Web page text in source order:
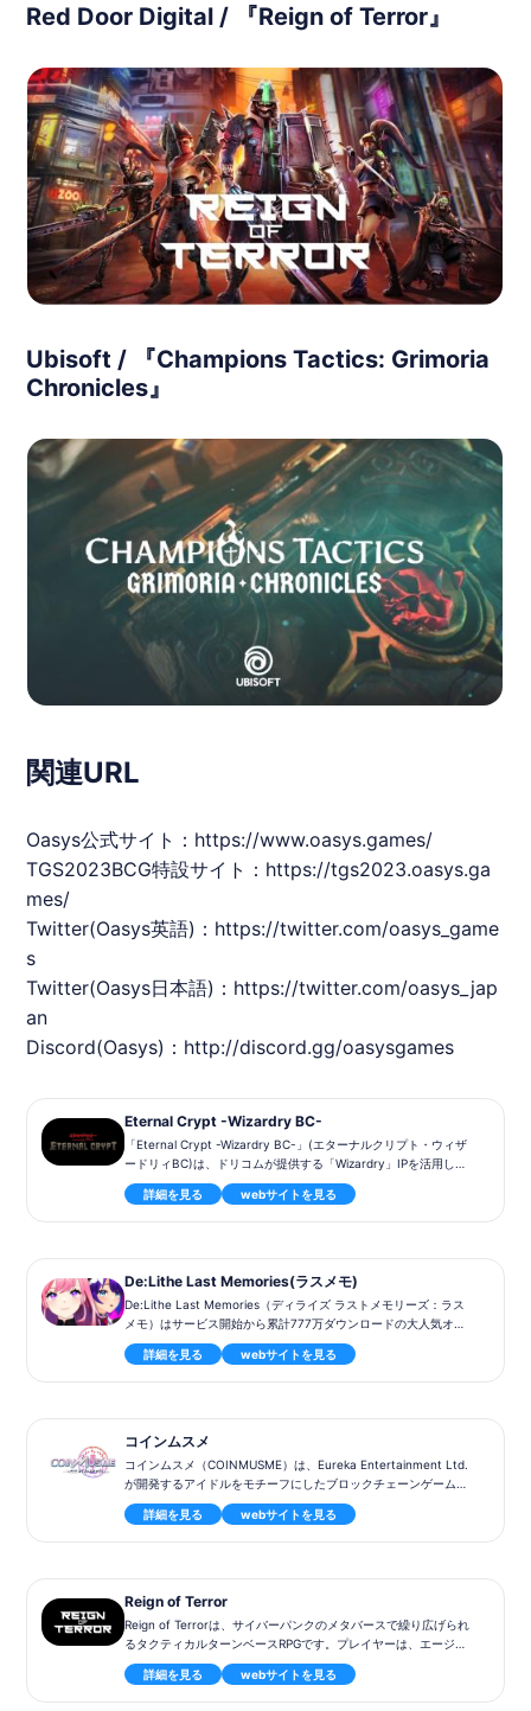
Red Door Digital / 『Reign of Terror』
Ubisoft / 『Champions Tactics: Grimoria
Chronicles』
関連URL
Oasys公式サイト： https://www.oasys.games/
TGS2023BCG特設サイト： https://tgs2023.oasys.ga
mes/
Twitter(Oasys英語)： https://twitter.com/oasys_game
s
Twitter(Oasys日本語)： https://twitter.com/oasys_jap
an
Discord(Oasys)： http://discord.gg/oasysgames
Eternal Crypt -Wizardry BC-
「Eternal Crypt -Wizardry BC-」(エターナルクリプト・ウィザ
ードリィBC)は、ドリコムが提供する「Wizardry」IPを活用し、Z
EAL NOVA DMCCがパブリッシングを行うブロックチェーンゲー
ムです。このゲームは、1981年にアメリカで発表されたダンジョ
ン探索型のRPGシリーズ「Wizardry」を基にしています。プレイ
ョンの深淵で宝物を獲得します。ゲームはシンプルだが戦略的
で、Free-to-Play形式で提供されています。
ゲームの舞台はモセルド王国で、冒険者たちが「ダドエルの穴」
を発見し、その秘境からは神話の時代から存在する古代の欠片や
神器の数々とともに、貴石「Blood Crystal」がもたらされます。
冒険者たちは人間、エルフ、ドワーフ、フェルパーという4つの
種族と、戦士、僧侶、魔法使い、盗賊、司祭、侍、君主、忍者と
いう8つの職業からなり、種族と職業に応じて彼らの能力には違
いがあり、それぞれに強みと弱みを持つ。ギルドマスターは状況
に合わせてパーティを組み替える必要があります。
■ジャンル： クリッカー系×戦略系PRG
■対応機種：PC、モバイル
■価格 : 基本無料プレイ
■リリース日: 2023Q4
■P2E：対応
詳細を見る webサイトを見る
De:Lithe Last Memories(ラスメモ)
De:Lithe Last Memories（ディライズ ラストメモリーズ：ラス
メモ）はサービス開始から累計777万ダウンロードの大人気オン
ラインRPG【De:Lithe】をベースにしたブロックチェーンゲーム
です。
舞台は、異世界のモンスターが蔓延る「ゲート」が出現し、人類
「ドール」と呼ばれる少女たちを育成し、ともに戦いに身を投じ
ます。
ラスメモダウンロードは こちら [PR]
所有するNFTを組み合わせることで自動でダンジョンを生成した
のエコシステムを構築します。
◾️基本情報
・タイトル：De:Lithe Last Memories(ラスメモ)
・ジャンル：ローグライク、ハクスラ
・2024年8月15日リリース
・対応端末：iOS、Android、Windows
詳細を見る webサイトを見る
コインムスメ
コインムスメ（COINMUSME）は、Eureka Entertainment Ltd.
が開発するアイドルをモチーフにしたブロックチェーンゲームで
す。日本のソーシャルゲームのノウハウを活かし、現実世界の資
産性を取り入れた新しい体験を提供しています。また、ユーザー
に優しいUI/UXを重視し、広い層に受け入れられるようなデザイ
より、ユーザー全員が儲かることは実現不可能であることを説明
し、ユーザーに納得感を持って楽しんでもらうための工夫をして
います。リリース後は、ユーザー参加型で世界を発展させていく
ことが運営・ユーザーの関係性の新しい可能性であり、BCGの新
たな「楽しい」体験を実現する挑戦をしていきます。
詳細を見る webサイトを見る
Reign of Terror
Reign of Terrorは、サイバーパンクのメタバースで繰り広げられ
るタクティカルターンベースRPGです。プレイヤーは、エージェ
ント、ユニット、装備、クラフト、ランドシステム、ギルドな
ど、さまざまなゲーム要素で表現されたNFTやアイテムを収集す
る必要があるさまざまなタイプのミッションをクリアしながら、
詳細を見る webサイトを見る